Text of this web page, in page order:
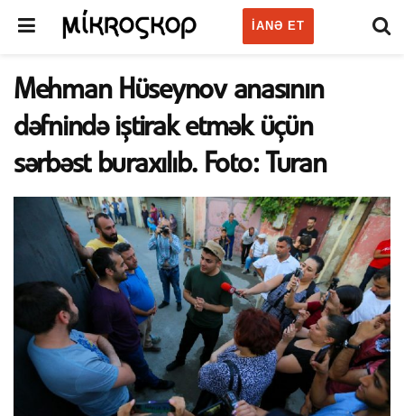
IANƏ ET
Mehman Hüseynov anasının
dəfnində iştirak etmək üçün
sərbəst buraxılıb. Foto: Turan